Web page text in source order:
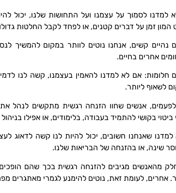
למדנו לסמוך על עצמנו ועל התחושות שלנו, יכול
המון זמן על דברים קטנים, או לפחד לקבל החלטות
נהיים קשים, אנחנו נוטים לוותר במקום להמשיך
אחרים בחיים.
חלומות: אם לא למדנו להאמין בעצמנו, קשה לנו
לשאוף ליותר.
לפעמים, אנשים שחוו הזנחה רגשית מתקשים לנהל
ביטוי בקושי להתמיד בעבודה, בלימודים, או אפילו
שאנחנו חשובים, יכול להיות לנו קשה לדאוג
שינה, או בהזנחה של הבריאות שלנו.
חלק מהאנשים מגיבים להזנחה רגשית בכך שהם
אחרים, לעומת זאת, נוטים להימנע לגמרי מאתגרים